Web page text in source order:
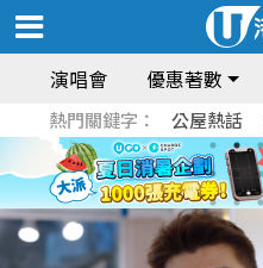
演唱會 優惠著數
熱門關鍵字： 公屋熱話